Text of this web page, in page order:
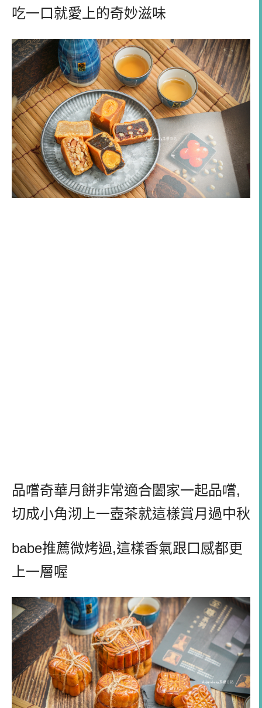
吃一口就愛上的奇妙滋味
品嚐奇華月餅非常適合闔家一起品嚐,
切成小角沏上一壺茶就這樣賞月過中秋
babe推薦微烤過,這樣香氣跟口感都更
上一層喔